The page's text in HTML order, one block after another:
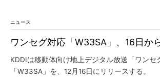
ニュース
ワンセグ対応「W33SA」、16日か
KDDIは移動体向け地上デジタル放送「ワンセ
「W33SA」を、12月16日にリリースする。